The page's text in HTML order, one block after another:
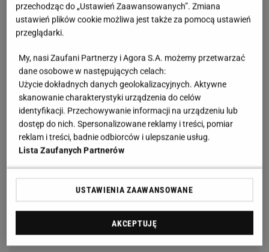
przechodząc do „Ustawień Zaawansowanych”. Zmiana
ustawień plików cookie możliwa jest także za pomocą ustawień
przeglądarki.
My, nasi Zaufani Partnerzy i Agora S.A. możemy przetwarzać
dane osobowe w następujących celach:
Użycie dokładnych danych geolokalizacyjnych. Aktywne
skanowanie charakterystyki urządzenia do celów
identyfikacji. Przechowywanie informacji na urządzeniu lub
dostęp do nich. Spersonalizowane reklamy i treści, pomiar
reklam i treści, badnie odbiorców i ulepszanie usług.
Lista Zaufanych Partnerów
USTAWIENIA ZAAWANSOWANE
AKCEPTUJĘ